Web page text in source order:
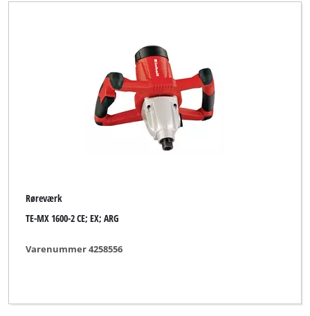
Røreværk
TE-MX 1600-2 CE; EX; ARG
Varenummer 4258556